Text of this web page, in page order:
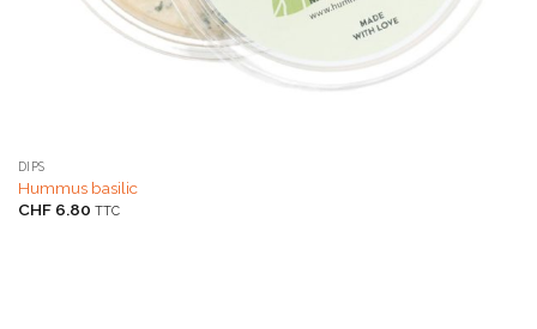
DIPS
Hummus basilic
CHF6.80 TTC